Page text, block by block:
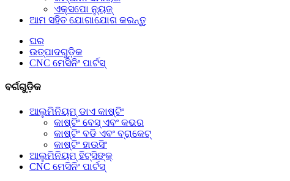
ଏକ୍ସପୋ ନ୍ୟୁଜ୍
ଆମ ସହିତ ଯୋଗାଯୋଗ କରନ୍ତୁ
ଘର
ଉତ୍ପାଦଗୁଡ଼ିକ
CNC ମେସିନିଂ ପାର୍ଟସ୍
ବର୍ଗଗୁଡ଼ିକ
ଆଲୁମିନିୟମ୍ ଡାଏ କାଷ୍ଟିଂ
କାଷ୍ଟିଂ ବେସ୍ ଏବଂ କଭର
କାଷ୍ଟିଂ ବଡି ଏବଂ ବ୍ରାକେଟ୍
କାଷ୍ଟିଂ ହାଉସିଂ
ଆଲୁମିନିୟମ୍ ହିଟ୍ସିଙ୍କ୍
CNC ମେସିନିଂ ପାର୍ଟସ୍